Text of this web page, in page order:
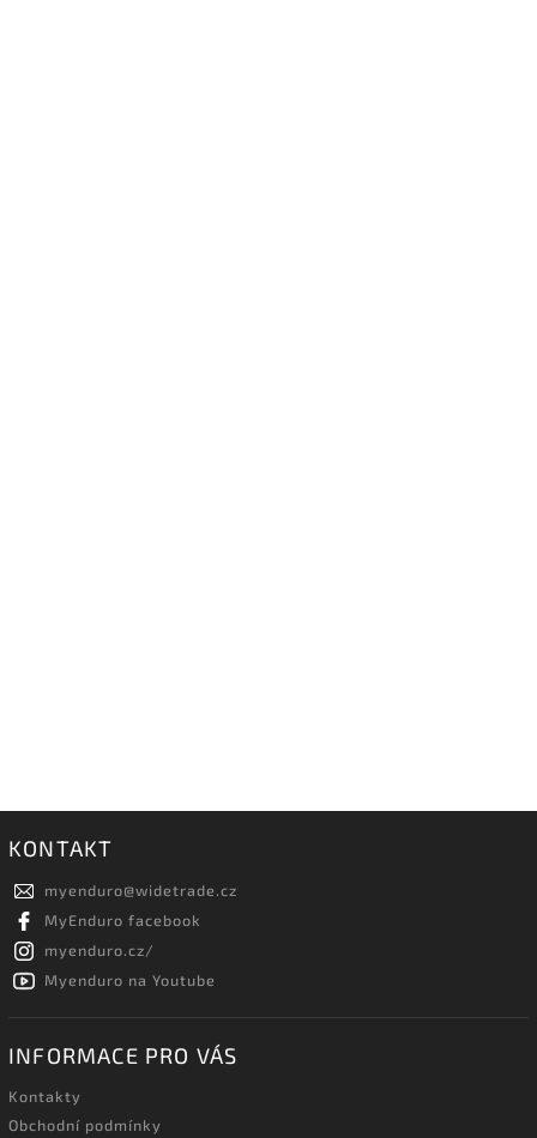
KONTAKT
myenduro@widetrade.cz
MyEnduro facebook
myenduro.cz/
Myenduro na Youtube
INFORMACE PRO VÁS
Kontakty
Obchodní podmínky